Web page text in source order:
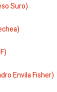
Suro)
Envila Fisher)